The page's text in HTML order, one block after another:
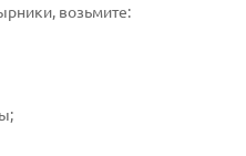
возьмите: